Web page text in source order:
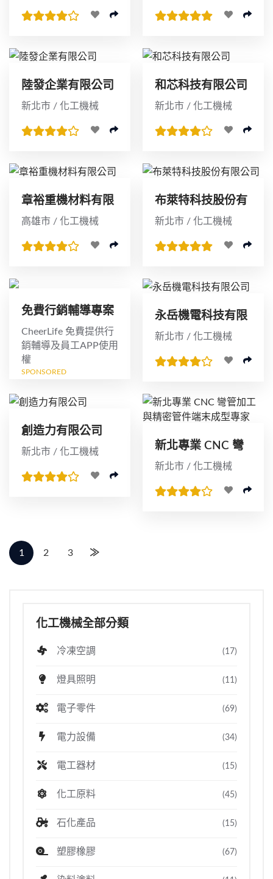
化工機械全部分類
冷凍空調 (17)
燈具照明 (11)
電子零件 (69)
電力設備 (34)
電工器材 (15)
化工原料 (45)
石化產品 (15)
塑膠橡膠 (67)
陸發企業有限公司
新北市 / 化工機械
和芯科技有限公司
新北市 / 化工機械
章裕重機材料有限
公司
高雄市 / 化工機械
布萊特科技股份有
限公司
新北市 / 化工機械
免費行銷輔導專案
CheerLife 免費提供行
銷輔導及員工APP使用
權
SPONSORED
永岳機電科技有限
公司
新北市 / 化工機械
創造力有限公司
新北市 / 化工機械
新北專業 CNC 彎
管加工與精密管件
新北市 / 化工機械
1 2 3 ≫